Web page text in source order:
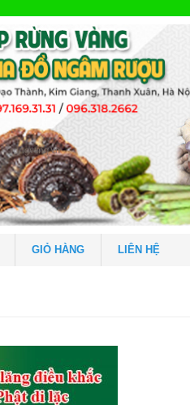
GIỎ HÀNG LIÊN HỆ